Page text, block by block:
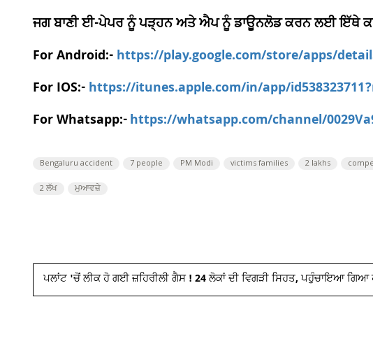
ਜਗ ਬਾਣੀ ਈ-ਪੇਪਰ ਨੂੰ ਪੜ੍ਹਨ ਅਤੇ ਐਪ ਨੂੰ ਡਾਊਨਲੋਡ ਕਰਨ ਲਈ ਇੱਥੇ
For Android:-https://play.google.com/store/apps/
For IOS:-https://itunes.apple.com/in/app/
For Whatsapp:-https://whatsapp.com/channel/
Bengaluru accident 7 people PM Modi victims families 2 lakhs
2 ਲੱਖ ਮੁਆਵਜ਼ੇ
ਪਲਾਂਟ 'ਚੋਂ ਲੀਕ ਹੋ ਗਈ ਜ਼ਹਿਰੀਲੀ ਗੈਸ ! 24 ਲੋਕਾਂ ਦੀ ਵਿਗੜੀ ਸਿਹਤ, ਪਹੁੰਚਾਇਆ ਗਿਆ